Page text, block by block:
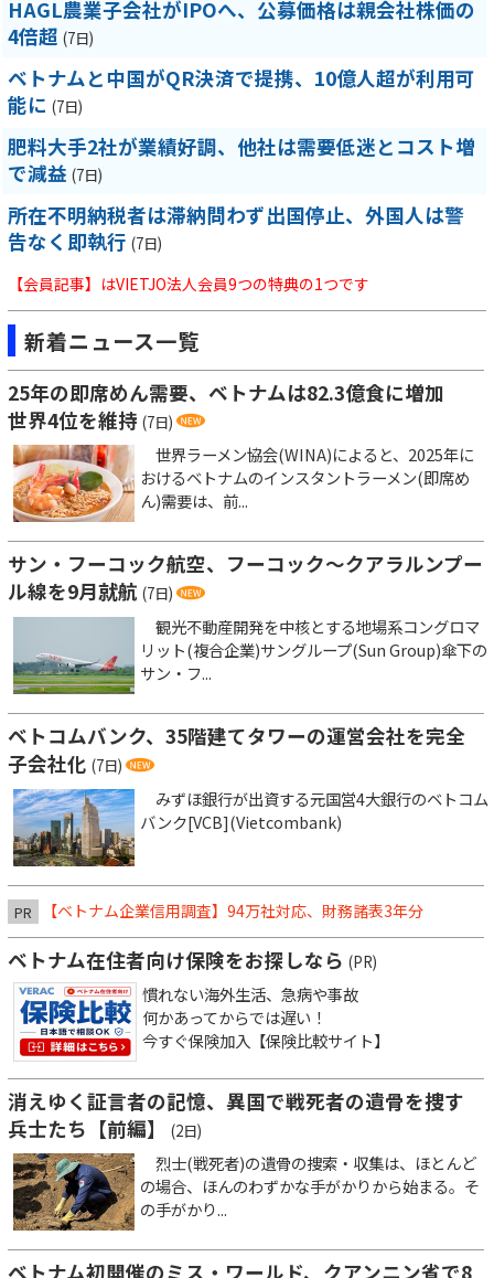
HAGL農業子会社がIPOへ、公募価格は親会社株価の
4倍超 (7日)
ベトナムと中国がQR決済で提携、10億人超が利用可
能に (7日)
肥料大手2社が業績好調、他社は需要低迷とコスト増
で減益 (7日)
所在不明納税者は滞納問わず出国停止、外国人は警
告なく即執行 (7日)
【会員記事】はVIETJO法人会員9つの特典の1つです
新着ニュース一覧
25年の即席めん需要、ベトナムは82.3億食に増加
世界4位を維持 (7日)
世界ラーメン協会(WINA)によると、2025年に
おけるベトナムのインスタントラーメン(即席め
ん)需要は、前...
サン・フーコック航空、フーコック～クアラルンプー
ル線を9月就航 (7日)
観光不動産開発を中核とする地場系コングロマ
リット(複合企業)サングループ(Sun Group)傘下の
サン・フ...
ベトコムバンク、35階建てタワーの運営会社を完全
子会社化 (7日)
みずほ銀行が出資する元国営4大銀行のベトコム
バンク[VCB](Vietcombank)
PR 【ベトナム企業信用調査】94万社対応、財務諸表3年分
ベトナム在住者向け保険をお探しなら (PR)
慣れない海外生活、急病や事故
何かあってからでは遅い！
今すぐ保険加入【保険比較サイト】
消えゆく証言者の記憶、異国で戦死者の遺骨を捜す
兵士たち【前編】
(2日)
烈士(戦死者)の遺骨の捜索・収集は、ほとんど
の場合、ほんのわずかな手がかりから始まる。そ
の手がかり...
ベトナム初開催のミス・ワールド、クアンニン省で8